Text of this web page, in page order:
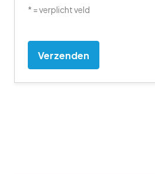
* = verplicht veld